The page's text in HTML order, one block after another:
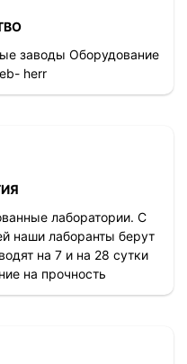
заводы Оборудование
herr
лаборатории. С
наши лаборанты берут
на 7 и на 28 сутки
на прочность